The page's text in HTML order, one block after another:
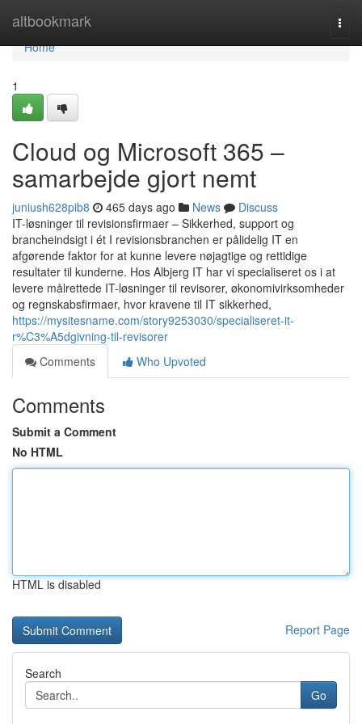
altbookmark
Home
Home
1
Cloud og Microsoft 365 –
samarbejde gjort nemt
juniush628pib8 465 days ago News
Discuss
IT-løsninger til revisionsfirmaer – Sikkerhed, support og
brancheindsigt i ét I revisionsbranchen er pålidelig IT en
afgørende faktor for at kunne levere nøjagtige og rettidige
resultater til kunderne. Hos Albjerg IT har vi specialiseret os i at
levere målrettede IT-løsninger til revisorer, økonomivirksomheder
og regnskabsfirmaer, hvor kravene til IT sikkerhed,
https://mysitesname.com/story9253030/specialiseret-it-
r%C3%A5dgivning-til-revisorer
Comments
Who Upvoted
Comments
Submit a Comment
No HTML
HTML is disabled
Report Page
Search
Go